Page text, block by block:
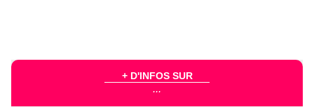
+ D'INFOS SUR
...